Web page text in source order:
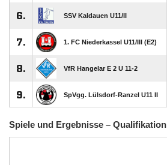
Spiele und Ergebnisse – Qualifikation